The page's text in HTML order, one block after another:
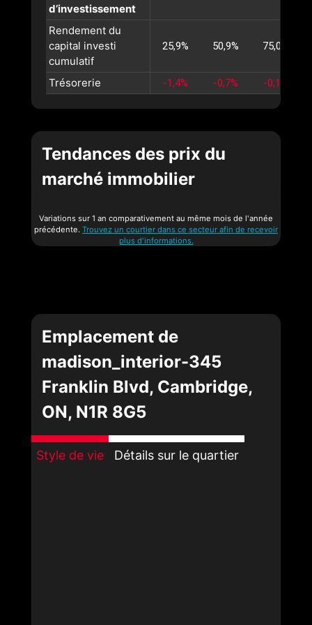
d’investissement
Rendement du
capital investi
cumulatif
25,9% 50,9% 75,0%
Trésorerie -1,4% -0,7% -0,1%
Tendances des prix du
marché immobilier
Variations sur 1 an comparativement au même mois de l'année
précédente. Trouvez un courtier dans ce secteur afin de recevoir
plus d'informations.
Emplacement de
madison_interior-345
Franklin Blvd, Cambridge,
ON, N1R 8G5
Style de vie Détails sur le quartier